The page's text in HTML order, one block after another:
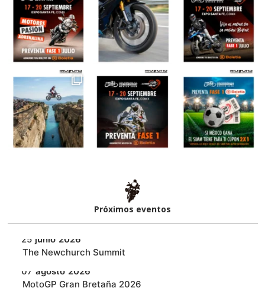
Próximos eventos​
25 junio 2026
‎The Newchurch Summit
07 agosto 2026
MotoGP Gran Bretaña 2026